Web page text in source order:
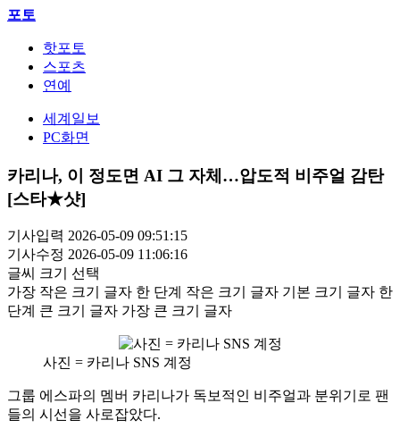
포토
핫포토
스포츠
연예
세계일보
PC화면
카리나, 이 정도면 AI 그 자체…압도적 비주얼 감탄
[스타★샷]
기사입력 2026-05-09 09:51:15
기사수정 2026-05-09 11:06:16
글씨 크기 선택
가장 작은 크기 글자 한 단계 작은 크기 글자 기본 크기 글자 한
단계 큰 크기 글자 가장 큰 크기 글자
사진 = 카리나 SNS 계정
그룹 에스파의 멤버 카리나가 독보적인 비주얼과 분위기로 팬
들의 시선을 사로잡았다.